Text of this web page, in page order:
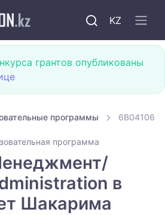
KZ
грантов опубликованы
программы 6B04106
программа
в
Шакарима